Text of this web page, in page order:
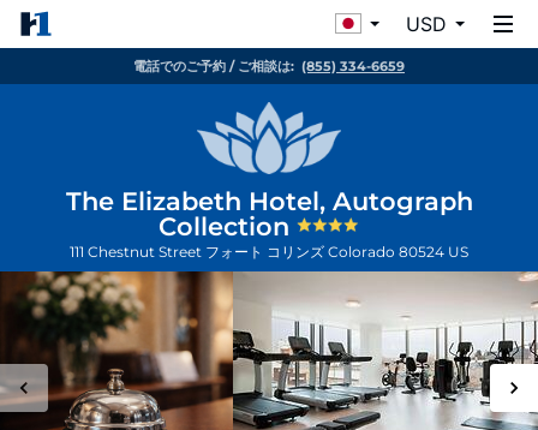
USD
電話でのご予約 / ご相談は: (855) 334-6659
The Elizabeth Hotel, Autograph
Collection
111 Chestnut Street フォート コリンズ Colorado 80524 US